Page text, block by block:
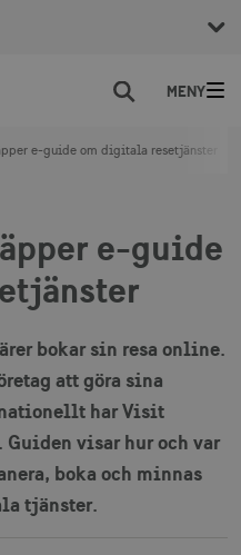
Sök
e-guide om digitala resetjänster
e-guide
bokar sin resa online.
att göra sina
har Visit
visar hur och var
boka och minnas
tjänster.